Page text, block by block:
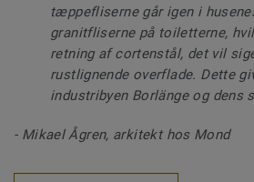
tæppefliserne går igen i
granitfliserne på toiletterne,
retning af cortenstål, det vil
rustlignende overflade. Dette
industribyen Borlänge og dens
- Mikael Ågren, arkitekt hos Mond